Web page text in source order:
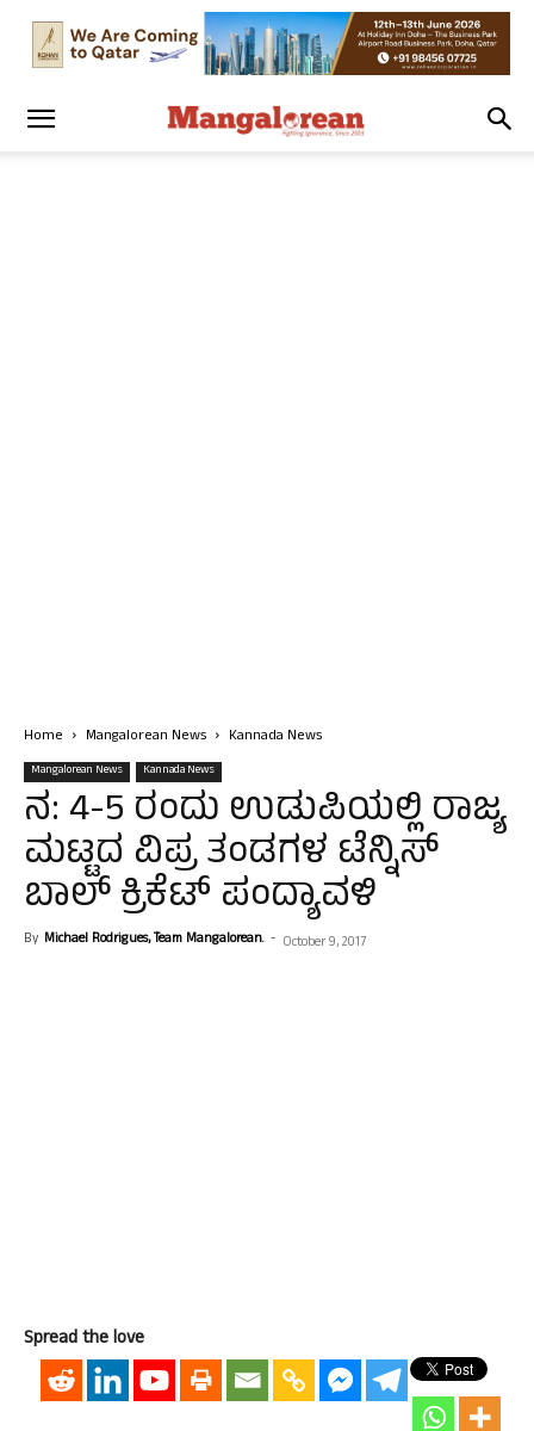
Home Mangalorean News Kannada News
Mangalorean News Kannada News
ನ: 4-5 ರಂದು ಉಡುಪಿಯಲ್ಲಿ ರಾಜ್ಯ
ಮಟ್ಟದ ವಿಪ್ರ ತಂಡಗಳ ಟೆನ್ನಿಸ್
ಬಾಲ್ ಕ್ರಿಕೆಟ್ ಪಂದ್ಯಾವಳಿ
By Michael Rodrigues, Team Mangalorean. - October 9, 2017
Spread the love